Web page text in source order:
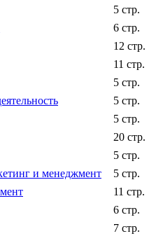
5 стр.
6 стр.
12 стр.
11 стр.
5 стр.
5 стр.
5 стр.
20 стр.
5 стр.
и менеджмент
5 стр.
11 стр.
6 стр.
7 стр.